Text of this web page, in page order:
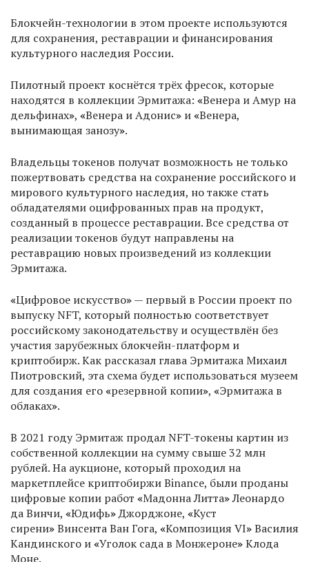
Блокчейн-технологии в этом проекте используются
для сохранения, реставрации и финансирования
культурного наследия России.
Пилотный проект коснётся трёх фресок, которые
находятся в коллекции Эрмитажа: «Венера и Амур на
дельфинах», «Венера и Адонис» и«Венера,
вынимающая занозу».
Владельцы токенов получат возможность не только
пожертвовать средства на сохранение российского и
мирового культурного наследия, но также стать
обладателями оцифрованных прав на продукт,
созданный в процессе реставрации. Все средства от
реализации токенов будут направлены на
реставрацию новых произведений из коллекции
Эрмитажа.
«Цифровое искусство»— первый в России проект по
выпуску NFT, который полностью соответствует
российскому законодательству и осуществлён без
участия зарубежных блокчейн-платформ и
криптобирж. Как рассказал глава Эрмитажа Михаил
Пиотровский, эта схема будет использоваться музеем
для создания его«резервной копии», «Эрмитажа в
облаках».
В 2021 году Эрмитаж продал NFT-токены картин из
собственной коллекции на сумму свыше 32 млн
рублей. На аукционе, который проходил на
маркетплейсе криптобиржи Binance, были проданы
цифровые копии работ «Мадонна Литта»Леонардо
да Винчи, «Юдифь»Джорджоне, «Куст
сирени»Винсента Ван Гога, «Композиция VI»Василия
Кандинского и«Уголок сада в Монжероне»Клода
Моне.